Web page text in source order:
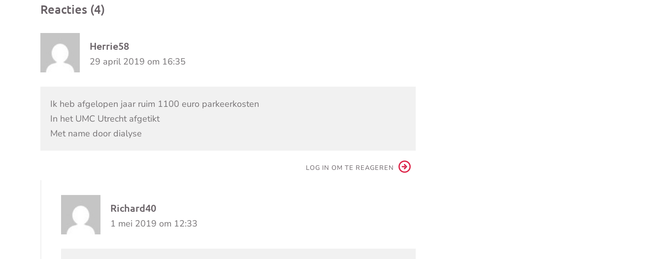
Reacties (4)
Herrie58
29 april 2019 om 16:35
Ik heb afgelopen jaar ruim 1100 euro parkeerkosten
In het UMC Utrecht afgetikt
Met name door dialyse
LOG IN OM TE REAGEREN
Richard40
1 mei 2019 om 12:33